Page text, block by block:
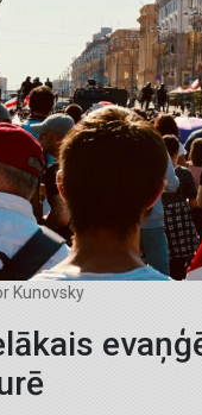
Kunovsky